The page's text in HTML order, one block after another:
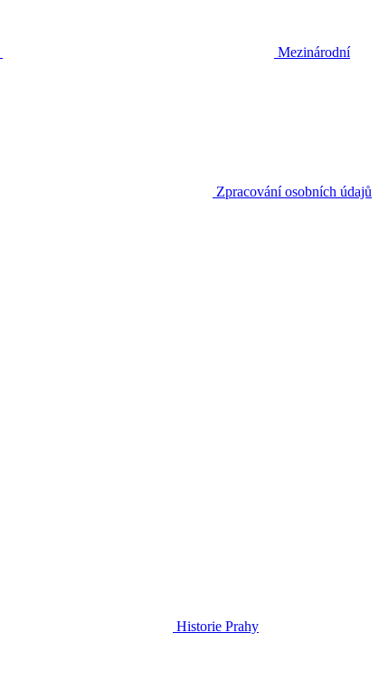
Mezinárodní
Zpracování osobních údajů
Historie Prahy